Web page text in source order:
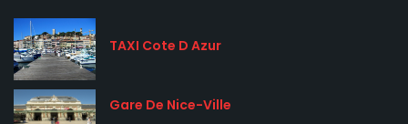
TAXI Cote D Azur
Gare De Nice-Ville